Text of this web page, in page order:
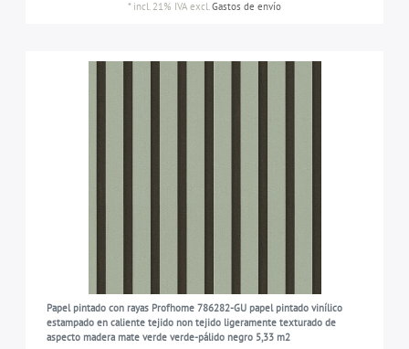
* incl. 21% IVA excl.Gastos de envío
Papel pintado con rayas Profhome 786282-GU papel pintado vinílico
estampado en caliente tejido non tejido ligeramente texturado de
aspecto madera mate verde verde-pálido negro 5,33 m2